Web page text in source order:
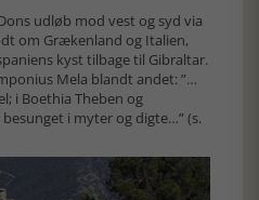
udløb mod vest og syd via
om Grækenland og Italien,
kyst tilbage til Gibraltar.
Mela blandt andet: ”…
i Boethia Theben og
i myter og digte…” (s.